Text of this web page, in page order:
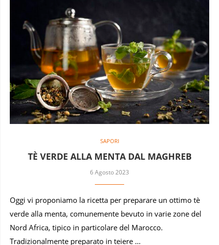
SAPORI
TÈ VERDE ALLA MENTA DAL MAGHREB
6 Agosto 2023
Oggi vi proponiamo la ricetta per preparare un ottimo tè
verde alla menta, comunemente bevuto in varie zone del
Nord Africa, tipico in particolare del Marocco.
Tradizionalmente preparato in teiere …